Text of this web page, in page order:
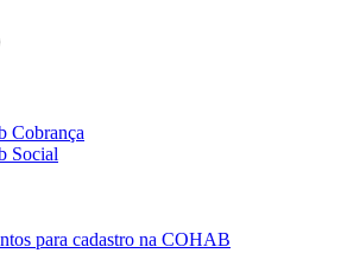
Cobrança
Social
para cadastro na COHAB